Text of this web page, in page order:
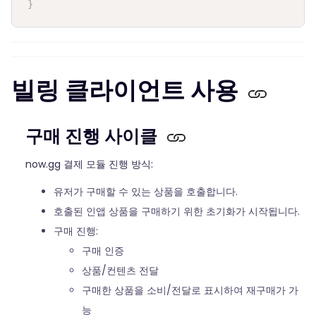
}
빌링 클라이언트 사용
구매 진행 사이클
now.gg 결제 모듈 진행 방식:
유저가 구매할 수 있는 상품을 호출합니다.
호출된 인앱 상품을 구매하기 위한 초기화가 시작됩니다.
구매 진행:
구매 인증
상품/컨텐츠 전달
구매한 상품을 소비/전달로 표시하여 재구매가 가
능